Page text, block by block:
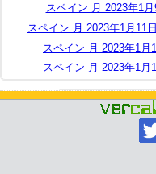
スペイン 月 2023年1月
スペイン 月 2023年1月11日
スペイン 月 2023年1月
スペイン 月 2023年1月